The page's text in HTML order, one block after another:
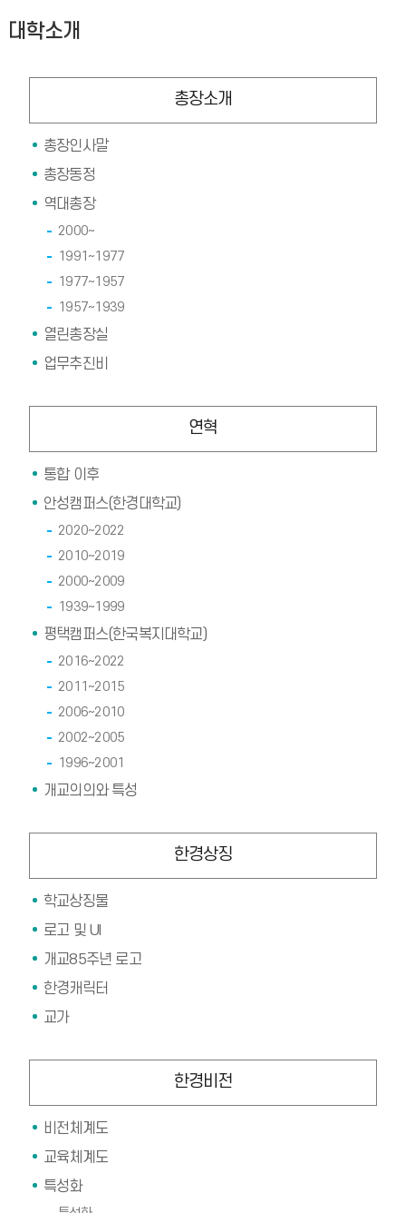
대학소개
총장소개
총장인사말
총장동정
역대총장
2000~
1991~1977
1977~1957
1957~1939
열린총장실
업무추진비
연혁
통합 이후
안성캠퍼스(한경대학교)
2020~2022
2010~2019
2000~2009
1939~1999
평택캠퍼스(한국복지대학교)
2016~2022
2011~2015
2006~2010
2002~2005
1996~2001
개교의의와 특성
한경상징
학교상징물
로고 및 UI
개교85주년 로고
한경캐릭터
교가
한경비전
비전체계도
교육체계도
특성화